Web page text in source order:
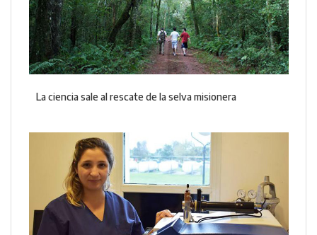
La ciencia sale al rescate de la selva misionera